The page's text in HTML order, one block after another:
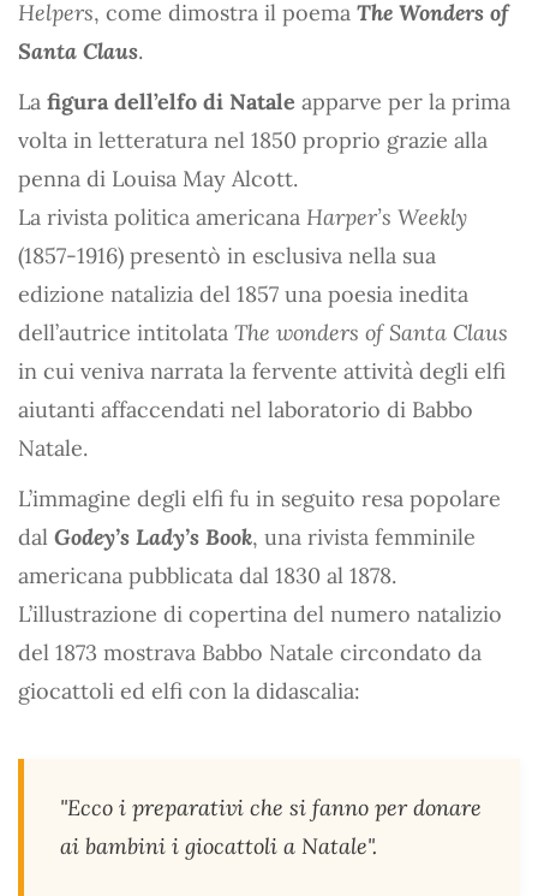
Helpers, come dimostra il poema The Wonders of
Santa Claus.
La figura dell’elfo di Natale apparve per la prima
volta in letteratura nel 1850 proprio grazie alla
penna di Louisa May Alcott.
La rivista politica americana Harper’s Weekly
(1857-1916) presentò in esclusiva nella sua
edizione natalizia del 1857 una poesia inedita
dell’autrice intitolata The wonders of Santa Claus
in cui veniva narrata la fervente attività degli elfi
aiutanti affaccendati nel laboratorio di Babbo
Natale.
L’immagine degli elfi fu in seguito resa popolare
dal Godey’s Lady’s Book, una rivista femminile
americana pubblicata dal 1830 al 1878.
L’illustrazione di copertina del numero natalizio
del 1873 mostrava Babbo Natale circondato da
giocattoli ed elfi con la didascalia:
"Ecco i preparativi che si fanno per donare
ai bambini i giocattoli a Natale".